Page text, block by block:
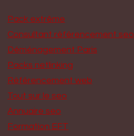
Pack extrême
Consultant référencement seo
Déménagement Paris
Packs netlinking
Référencement web
Tout sur le seo
Annuaire seo
Formation EFT